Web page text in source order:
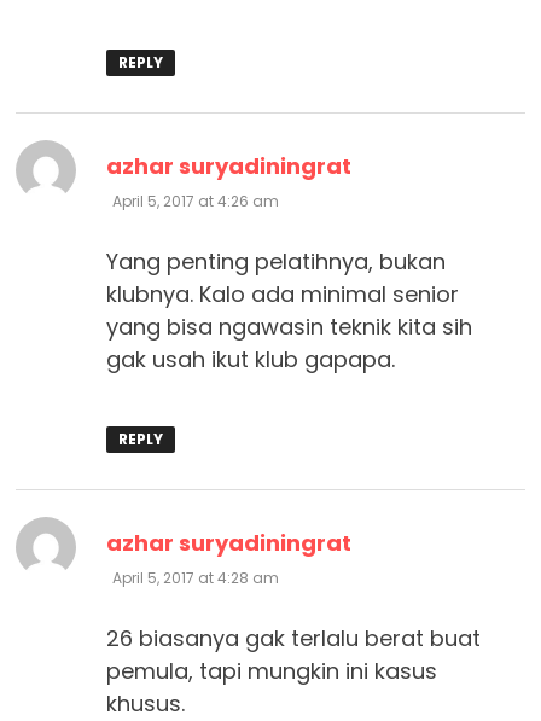
REPLY
azhar suryadiningrat
April 5, 2017 at 4:26 am
Yang penting pelatihnya, bukan
klubnya. Kalo ada minimal senior
yang bisa ngawasin teknik kita sih
gak usah ikut klub gapapa.
REPLY
azhar suryadiningrat
April 5, 2017 at 4:28 am
26 biasanya gak terlalu berat buat
pemula, tapi mungkin ini kasus
khusus.